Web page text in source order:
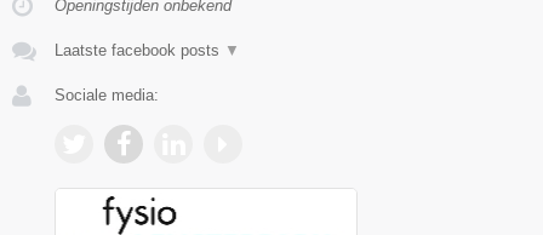
Openingstijden onbekend
Laatste facebook posts ▼
Sociale media: